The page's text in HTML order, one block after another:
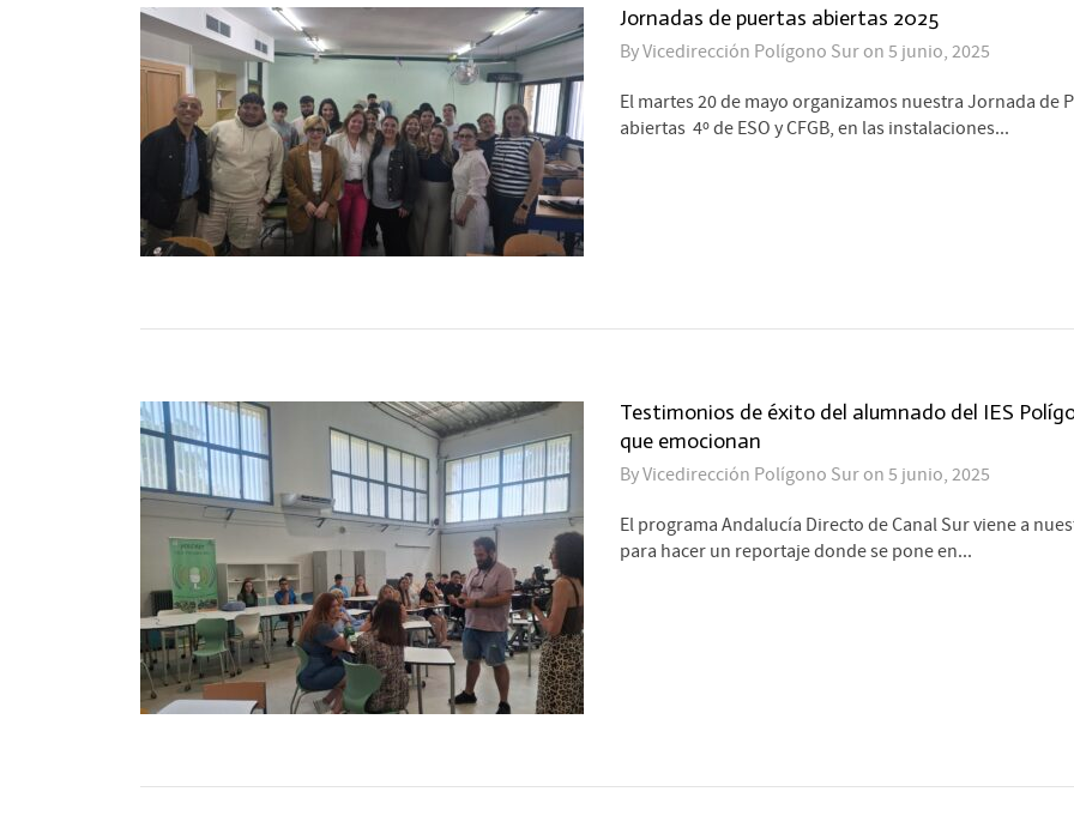
Jornadas de puertas abiertas 2025
ByVicedirección Polígono Sur on 5 junio, 2025
El martes 20 de mayo organizamos nuestra Jornada de
abiertas 4º de ESO y CFGB, en las instalaciones...
Testimonios de éxito del alumnado del IES
que emocionan
ByVicedirección Polígono Sur on 5 junio, 2025
El programa Andalucía Directo de Canal Sur viene a
para hacer un reportaje donde se pone en...